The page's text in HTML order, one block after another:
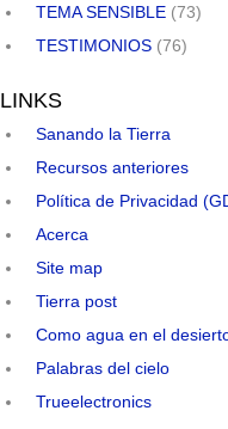
TEMA SENSIBLE (73)
TESTIMONIOS (76)
LINKS
Sanando la Tierra
Recursos anteriores
Política de Privacidad
Acerca
Site map
Tierra post
Como agua en el
Palabras del cielo
Trueelectronics